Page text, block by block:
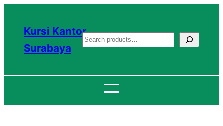
konten
Kursi Kantor
Surabaya
S
a
c